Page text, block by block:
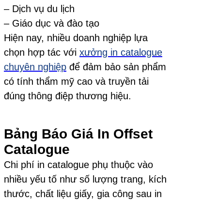
– Dịch vụ du lịch
– Giáo dục và đào tạo
Hiện nay, nhiều doanh nghiệp lựa
chọn hợp tác với xưởng in catalogue
chuyên nghiệp để đảm bảo sản phẩm
có tính thẩm mỹ cao và truyền tải
đúng thông điệp thương hiệu.
Bảng Báo Giá In Offset
Catalogue
Chi phí in catalogue phụ thuộc vào
nhiều yếu tố như số lượng trang, kích
thước, chất liệu giấy, gia công sau in